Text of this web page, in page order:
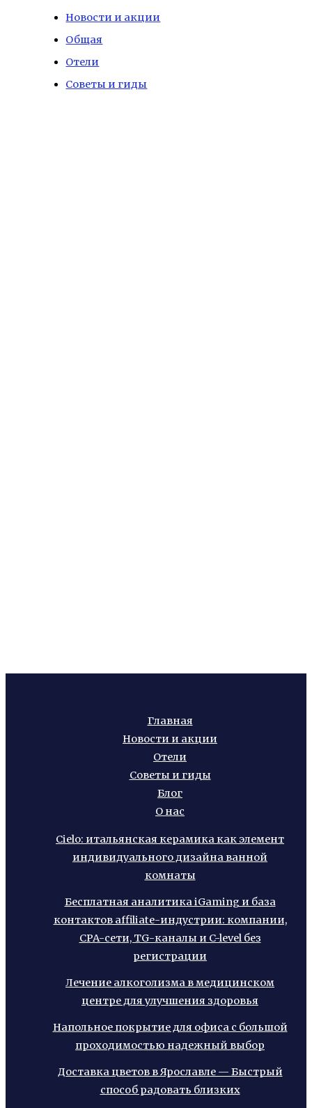
Новости и акции
Общая
Отели
Советы и гиды
Главная
Новости и акции
Отели
Советы и гиды
Блог
О нас
Cielo: итальянская керамика как элемент
индивидуального дизайна ванной
комнаты
Бесплатная аналитика iGaming и база
контактов affiliate-индустрии: компании,
CPA-сети, TG-каналы и C-level без
регистрации
Лечение алкоголизма в медицинском
центре для улучшения здоровья
Напольное покрытие для офиса с большой
проходимостью надежный выбор
Доставка цветов в Ярославле — Быстрый
способ радовать близких